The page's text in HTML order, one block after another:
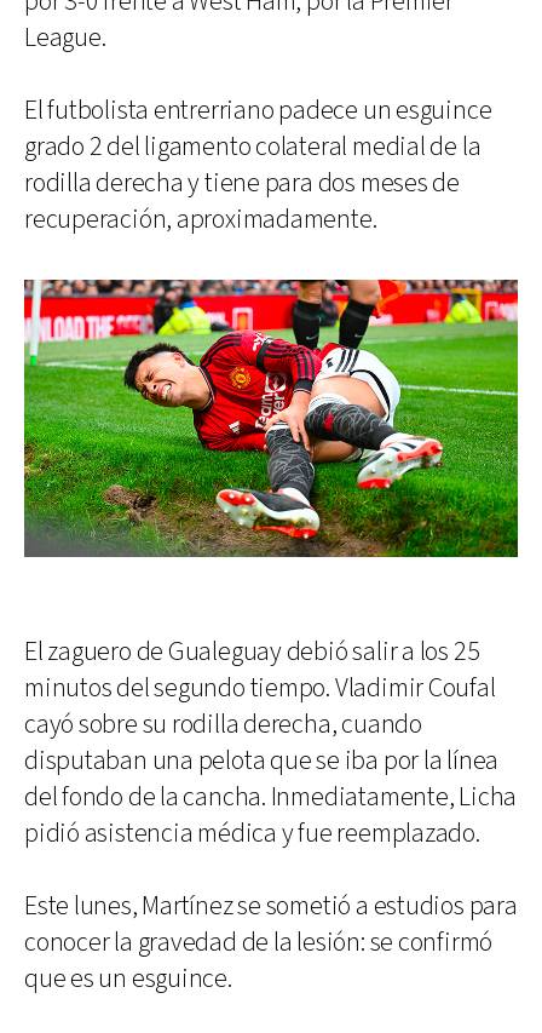
League.
El futbolista entrerriano padece un esguince
grado 2 del ligamento colateral medial de la
rodilla derecha y tiene para dos meses de
recuperación, aproximadamente.
El zaguero de Gualeguay debió salir a los 25
minutos del segundo tiempo. Vladimir Coufal
cayó sobre su rodilla derecha, cuando
disputaban una pelota que se iba por la línea
del fondo de la cancha. Inmediatamente, Licha
pidió asistencia médica y fue reemplazado.
Este lunes, Martínez se sometió a estudios para
conocer la gravedad de la lesión: se confirmó
que es un esguince.